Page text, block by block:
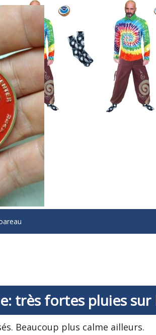
très fortes pluies sur
Beaucoup plus calme ailleurs.